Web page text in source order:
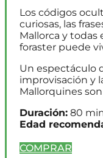
Los códigos
curiosas, las
Mallorca y todas
foraster puede
Un espectáculo
improvisación y
Mallorquines
Duración: 80
Edad
COMPRAR